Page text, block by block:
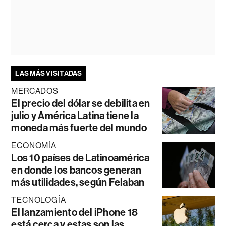
LAS MÁS VISITADAS
MERCADOS
El precio del dólar se debilita en
julio y América Latina tiene la
moneda más fuerte del mundo
ECONOMÍA
Los 10 países de Latinoamérica
en donde los bancos generan
más utilidades, según Felaban
TECNOLOGÍA
El lanzamiento del iPhone 18